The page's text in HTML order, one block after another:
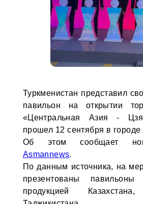
Туркменистан представил
павильон на открытии
«Центральная Азия -
прошел 12 сентября в
Об этом сообщает
Asmannews.
По данным источника, на
презентованы павильоны
продукцией Казахстана,